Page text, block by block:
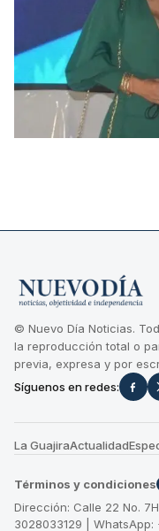
© Nuevo Día Noticias.
la reproducción total o
previa, expresa y por
Síguenos en redes:
La GuajiraActualidad
Términos y condiciones
Dirección: Calle 22 No.
3028033129 | WhatsApp: